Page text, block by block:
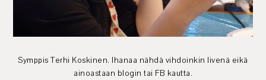
Symppis Terhi Koskinen. Ihanaa nähdä vihdoinkin livenä eikä
ainoastaan blogin tai FB kautta.